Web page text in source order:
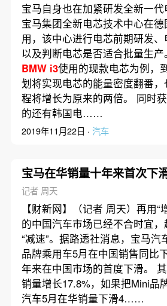
宝马自身也在加紧研发全新一代
宝马集团全新电芯技术中心在
用，该中心进行电芯前期研发、
以及判断电芯是否适合批量生
BMW i3使用的现款电芯为例，
划将实现电芯的能量密度翻番
程将增长为原来的两倍。 同时
的还有韩国电……
2019年11月22日 · 汽车
宝马在华销量十年来首次下
记者 周天
【财新网】（记者 周天）再用“
的中国汽车市场已经不合时宜
“减速”。据路透社消息，宝马汽
品牌乘用车5月在中国销售同比
年来在中国市场的首度下滑。
销量增长17.8%，如果把Mini品
汽车5月在华销量下滑4……